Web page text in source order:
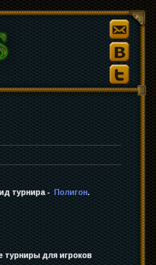
турнира - Полигон.
для игроков